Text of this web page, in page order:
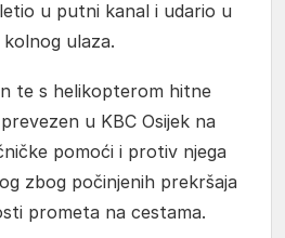
u putni kanal i udario u
ulaza.
te s helikopterom hitne
u KBC Osijek na
pomoći i protiv njega
zbog počinjenih prekršaja
prometa na cestama.